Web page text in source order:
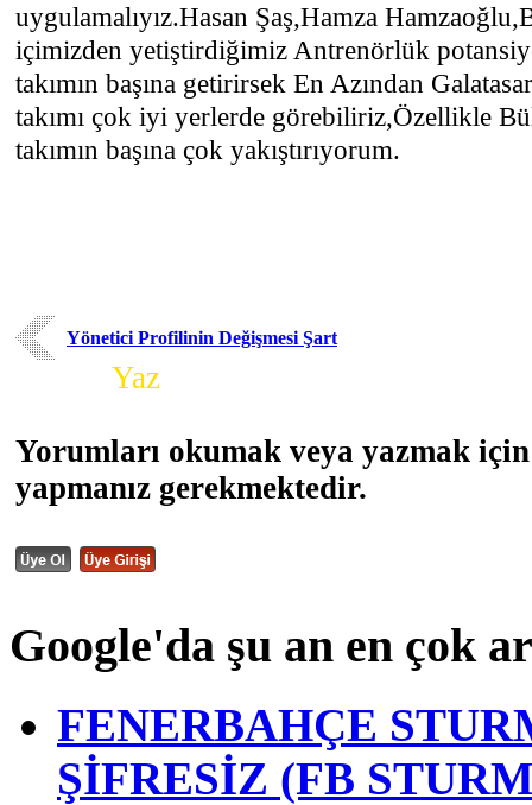
uygulamalıyız.Hasan Şaş,Hamza
içimizden yetiştirdiğimiz Antrenörlük
takımın başına getirirsek En Azından
takımı çok iyi yerlerde görebiliriz,Özellikle
takımın başına çok yakıştırıyorum.
Yönetici Profilinin Değişmesi Şart
Yaz
Yorumları okumak veya yazmak
yapmanız gerekmektedir.
Google'da şu an en çok
FENERBAHÇE
ŞİFRESİZ (FB